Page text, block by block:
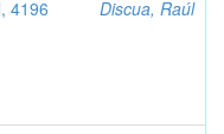
4196
Discua, Raúl